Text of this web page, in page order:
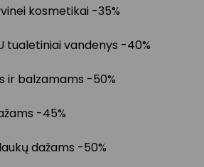
kosmetikai -35%
tualetiniai vandenys -40%
ir balzamams -50%
-45%
dažams -50%